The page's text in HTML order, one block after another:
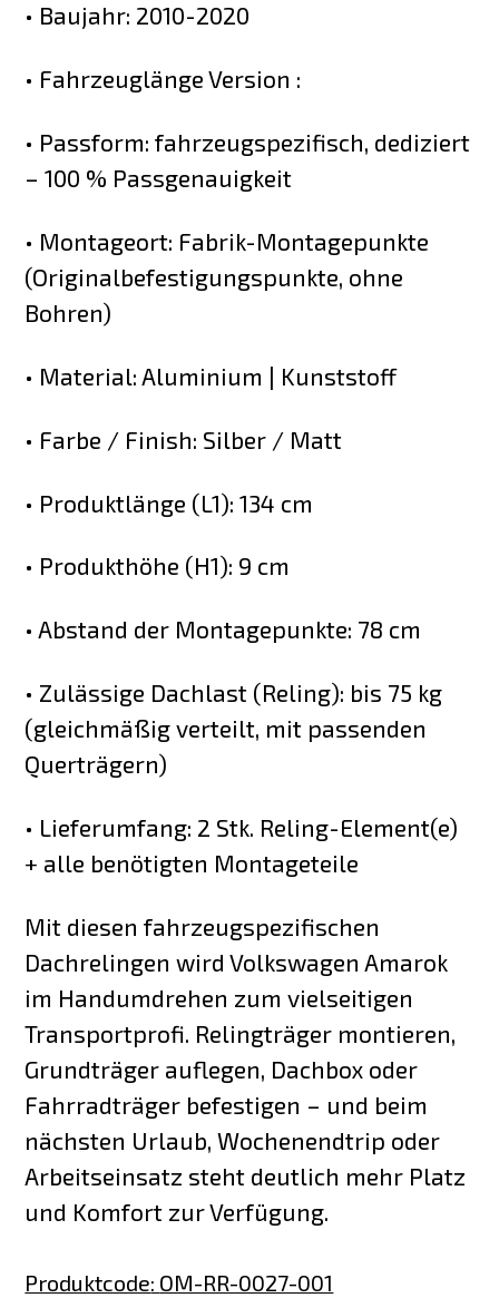
• Baujahr: 2010-2020
• Fahrzeuglänge Version :
• Passform: fahrzeugspezifisch, dediziert
– 100 % Passgenauigkeit
• Montageort: Fabrik-Montagepunkte
(Originalbefestigungspunkte, ohne
Bohren)
• Material: Aluminium | Kunststoff
• Farbe / Finish: Silber / Matt
• Produktlänge (L1): 134 cm
• Produkthöhe (H1): 9 cm
• Abstand der Montagepunkte: 78 cm
• Zulässige Dachlast (Reling): bis 75 kg
(gleichmäßig verteilt, mit passenden
Querträgern)
• Lieferumfang: 2 Stk. Reling-Element(e)
+ alle benötigten Montageteile
Mit diesen fahrzeugspezifischen
Dachrelingen wird Volkswagen Amarok
im Handumdrehen zum vielseitigen
Transportprofi. Relingträger montieren,
Grundträger auflegen, Dachbox oder
Fahrradträger befestigen – und beim
nächsten Urlaub, Wochenendtrip oder
Arbeitseinsatz steht deutlich mehr Platz
und Komfort zur Verfügung.
Produktcode: OM-RR-0027-001